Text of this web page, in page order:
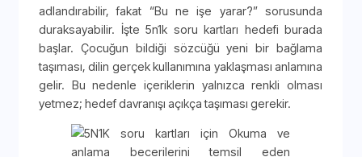
adlandırabilir, fakat “Bu ne işe yarar?” sorusunda
duraksayabilir. İşte 5n1k soru kartları hedefi burada
başlar. Çocuğun bildiği sözcüğü yeni bir bağlama
taşıması, dilin gerçek kullanımına yaklaşması anlamına
gelir. Bu nedenle içeriklerin yalnızca renkli olması
yetmez; hedef davranışı açıkça taşıması gerekir.